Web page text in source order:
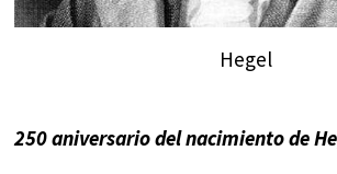
Hegel
250 aniversario del nacimiento de